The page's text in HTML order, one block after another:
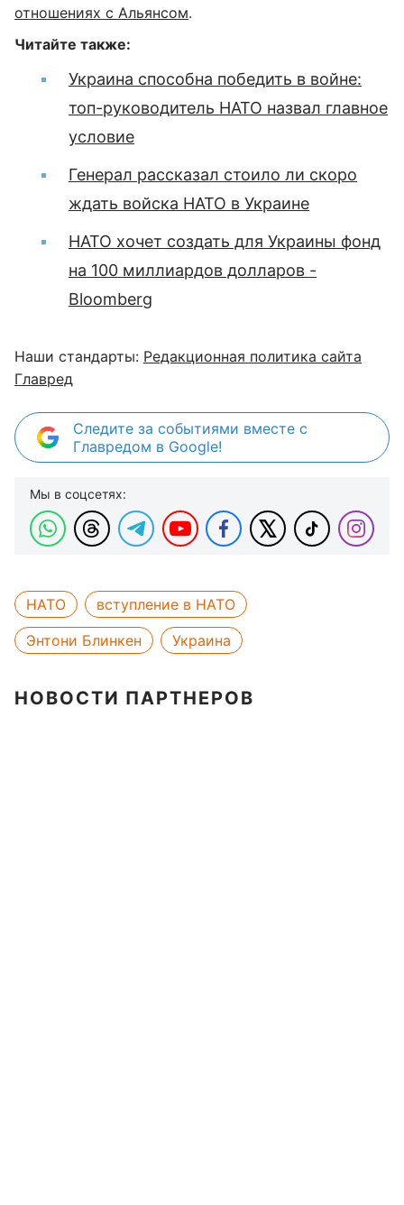
отношениях с Альянсом.
Читайте также:
Украина способна победить в войне:
топ-руководитель НАТО назвал главное
условие
Генерал рассказал стоило ли скоро
ждать войска НАТО в Украине
НАТО хочет создать для Украины фонд
на 100 миллиардов долларов -
Bloomberg
Наши стандарты: Редакционная политика сайта
Главред
Следите за событиями вместе с
Главредом в Google!
Мы в соцсетях:
НАТО
вступление в НАТО
Энтони Блинкен
Украина
НОВОСТИ ПАРТНЕРОВ